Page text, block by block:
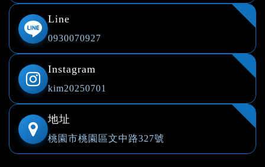
Line
0930070927
Instagram
kim20250701
地址
桃園市桃園區文中路327號